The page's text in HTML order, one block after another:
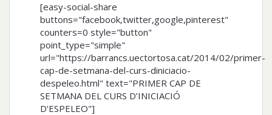
[easy-social-share
buttons="facebook,twitter,google,pinterest"
counters=0 style="button"
point_type="simple"
url="https://barrancs.uectortosa.cat/2014/02/primer-
cap-de-setmana-del-curs-diniciacio-
despeleo.html" text="PRIMER CAP DE
SETMANA DEL CURS D’INICIACIÓ
D’ESPELEO"]